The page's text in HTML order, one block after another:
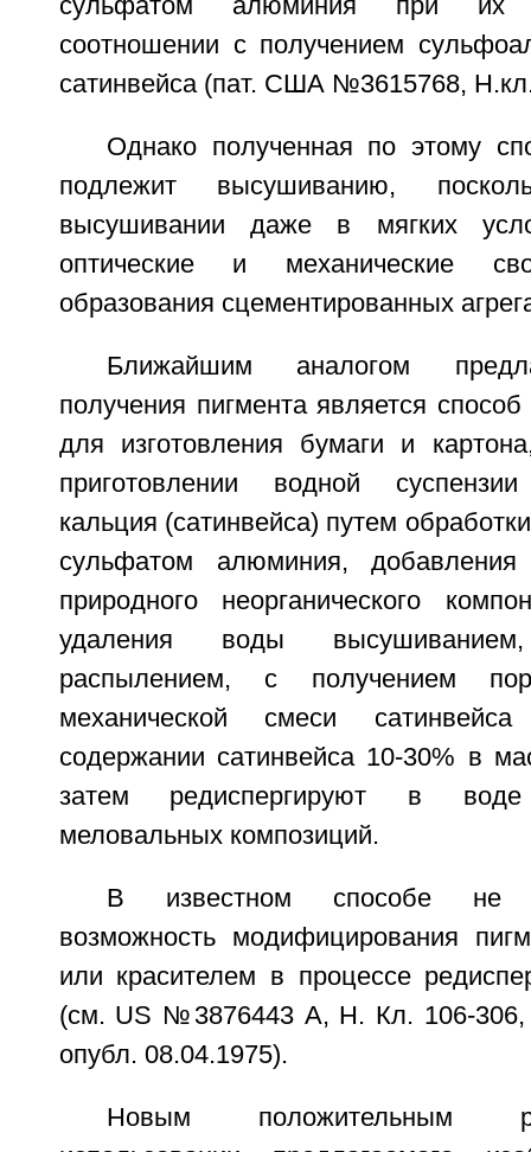
сульфатом алюминия при их
соотношении с получением
сатинвейса (пат. США №3615768, Н.кл.
Однако полученная по этому
подлежит высушиванию,
высушивании даже в мягких
оптические и механические
образования сцементированных
Ближайшим аналогом
получения пигмента является
для изготовления бумаги и
приготовлении водной
кальция (сатинвейса) путем
сульфатом алюминия,
природного неорганического
удаления воды высушиванием,
распылением, с получением
механической смеси
содержании сатинвейса 10-30% в
затем редиспергируют в
меловальных композиций.
В известном способе не
возможность модифицирования
или красителем в процессе
(см. US №3876443 А, Н. Кл. 106-
опубл. 08.04.1975).
Новым положительным